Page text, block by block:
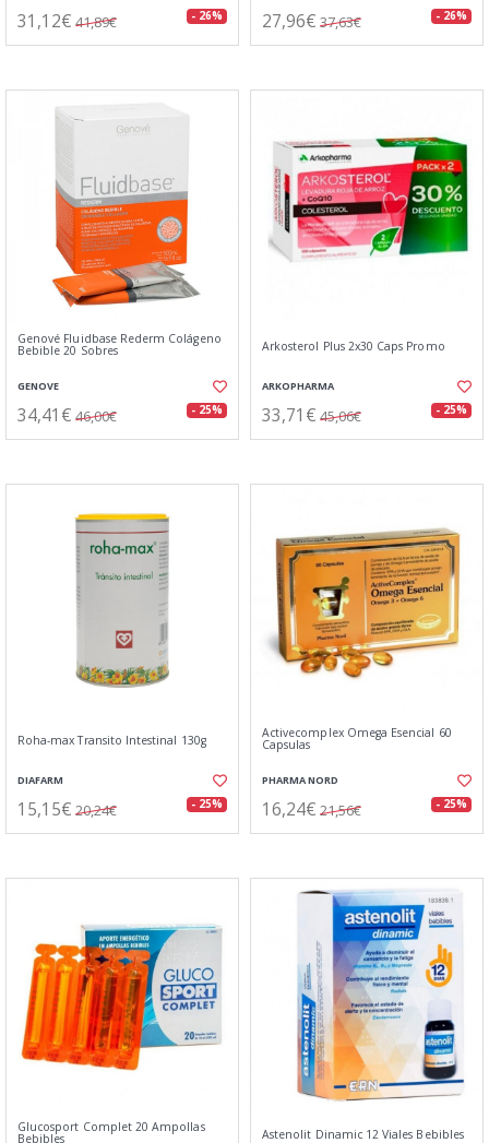
31,12€ 41,89€ - 26% 27,96€ 37,63€ - 26%
Genové Fluidbase Rederm Colágeno
Bebible 20 Sobres
GENOVE
34,41€ 46,00€ - 25%
Arkosterol Plus 2x30 Caps Promo
ARKOPHARMA
33,71€ 45,06€ - 25%
Roha-max Transito Intestinal 130g
DIAFARM
15,15€ 20,24€ - 25%
Activecomplex Omega Esencial 60
Capsulas
PHARMA NORD
16,24€ 21,56€ - 25%
Glucosport Complet 20 Ampollas
Bebibles Astenolit Dinamic 12 Viales Bebibles